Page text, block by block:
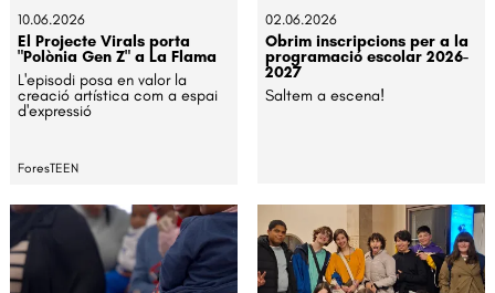
10.06.2026
El Projecte Virals porta
"Polònia Gen Z" a La Flama
L'episodi posa en valor la
creació artística com a espai
d'expressió
ForesTEEN
02.06.2026
Obrim inscripcions per a la
programació escolar 2026-
2027
Saltem a escena!